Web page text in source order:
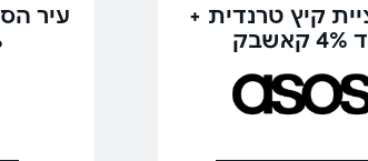
קיץ טרנדית +
עיר